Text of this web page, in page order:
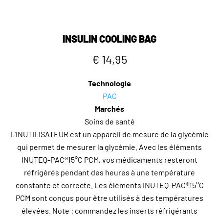
INSULIN COOLING BAG
€ 14,95
Technologie
PAC
Marchés
Soins de santé
L'INUTILISATEUR est un appareil de mesure de la glycémie
qui permet de mesurer la glycémie. Avec les éléments
INUTEQ-PAC®15°C PCM, vos médicaments resteront
réfrigérés pendant des heures à une température
constante et correcte. Les éléments INUTEQ-PAC®15°C
PCM sont conçus pour être utilisés à des températures
élevées. Note : commandez les inserts réfrigérants